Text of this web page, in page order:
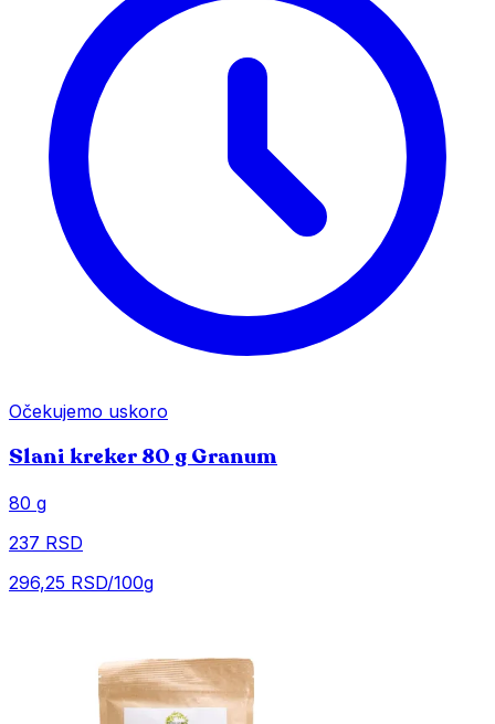
Očekujemo uskoro
Slani kreker 80 g Granum
80 g
237 RSD
296,25 RSD/100g